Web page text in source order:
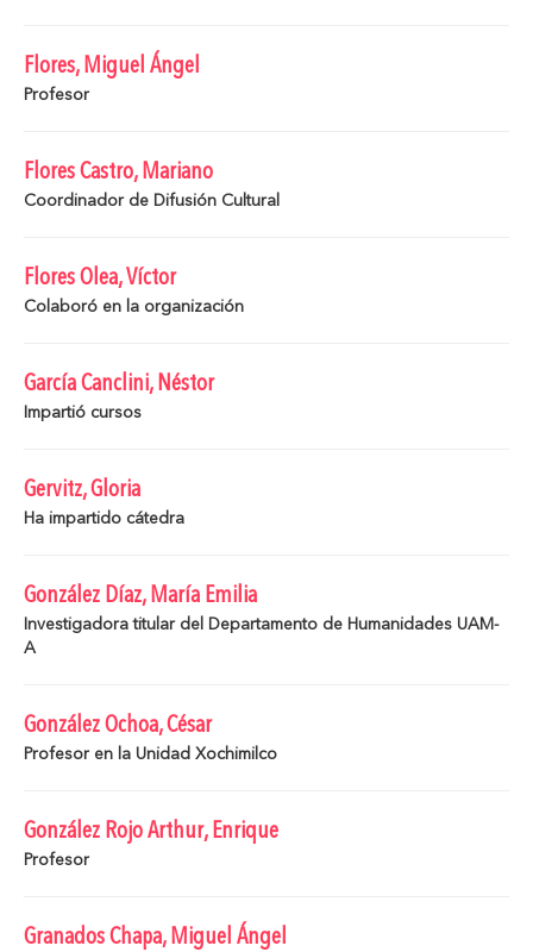
Flores, Miguel Ángel
Profesor
Flores Castro, Mariano
Coordinador de Difusión Cultural
Flores Olea, Víctor
Colaboró en la organización
García Canclini, Néstor
Impartió cursos
Gervitz, Gloria
Ha impartido cátedra
González Díaz, María Emilia
Investigadora titular del Departamento de Humanidades UAM-
A
González Ochoa, César
Profesor en la Unidad Xochimilco
González Rojo Arthur, Enrique
Profesor
Granados Chapa, Miguel Ángel